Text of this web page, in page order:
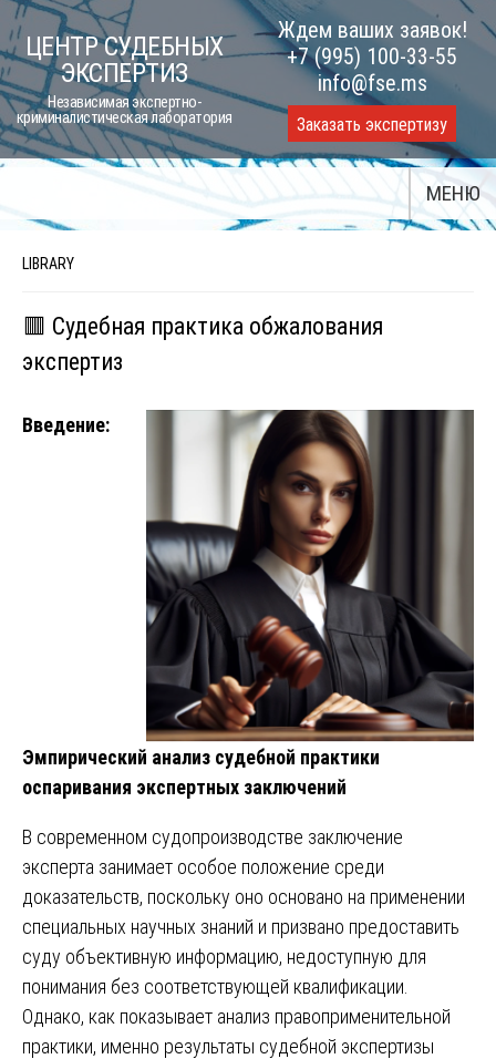
Skip
to
content
ЦЕНТР СУДЕБНЫХ
ЭКСПЕРТИЗ
Независимая экспертно-
криминалистическая лаборатория
Ждем ваших заявок!
+7 (995) 100-33-55
info@fse.ms
Заказать экспертизу
МЕНЮ
LIBRARY
🟥 Судебная практика обжалования
экспертиз
Введение:
Эмпирический анализ судебной практики
оспаривания экспертных заключений
В современном судопроизводстве заключение
эксперта занимает особое положение среди
доказательств, поскольку оно основано на применении
специальных научных знаний и призвано предоставить
суду объективную информацию, недоступную для
понимания без соответствующей квалификации.
Однако, как показывает анализ правоприменительной
практики, именно результаты судебной экспертизы